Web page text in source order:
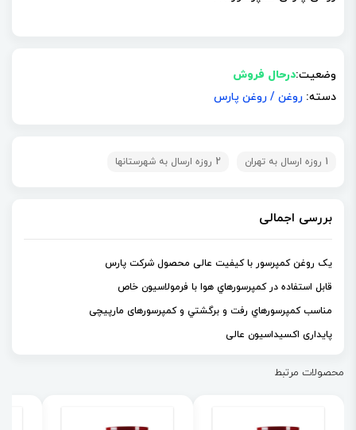
وضعیت:درحال فروش
دسته: روغن / روغن پارس
1 روزه ارسال به تهران 2 روزه ارسال به شهرستانها
بررسی اجمالی
یک روغن کمپرسور با کیفیت عالی محصول شرکت پارس
قابل استفاده در كمپرسورهاي هوا با فرمولاسيون خاص
مناسب كمپرسورهاي رفت و برگشتي و کمپرسورهای مارپیچی
پایداری اکسیداسیون عالی
محصولات مرتبط